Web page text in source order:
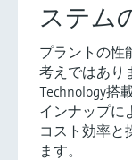
ステム
プラントの性
考えではあり
Technology搭
インナップに
コスト効率と
ます。